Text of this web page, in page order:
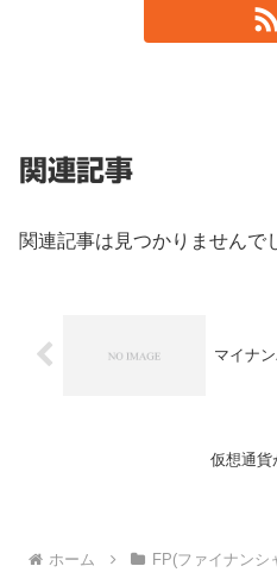
関連記事
関連記事は見つかりませんで
マイナ
仮想通貨
ホーム FP(ファイナンシ